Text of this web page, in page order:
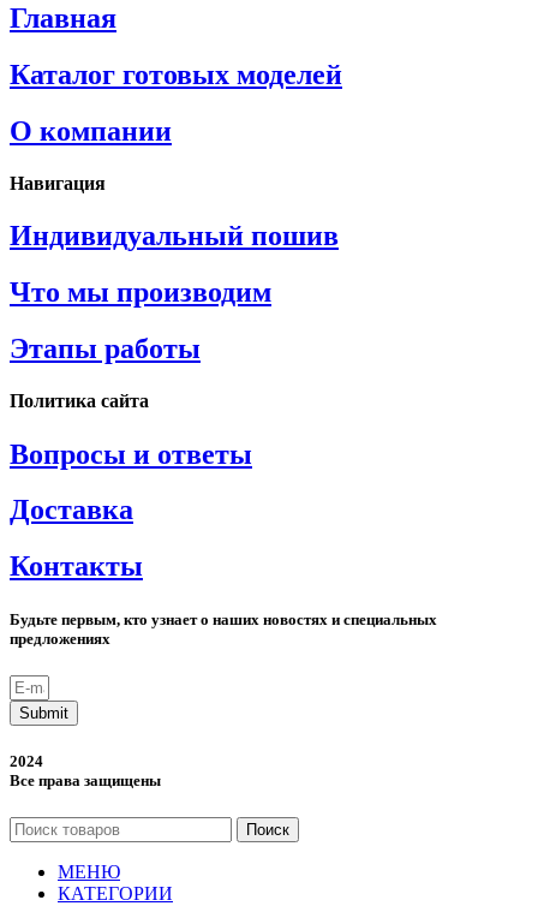
Главная
Каталог готовых моделей
О компании
Навигация
Индивидуальный пошив
Что мы производим
Этапы работы
Политика сайта
Вопросы и ответы
Доставка
Контакты
Будьте первым, кто узнает о наших новостях и специальных
предложениях
Submit
2024
Все права защищены
Поиск
МЕНЮ
КАТЕГОРИИ